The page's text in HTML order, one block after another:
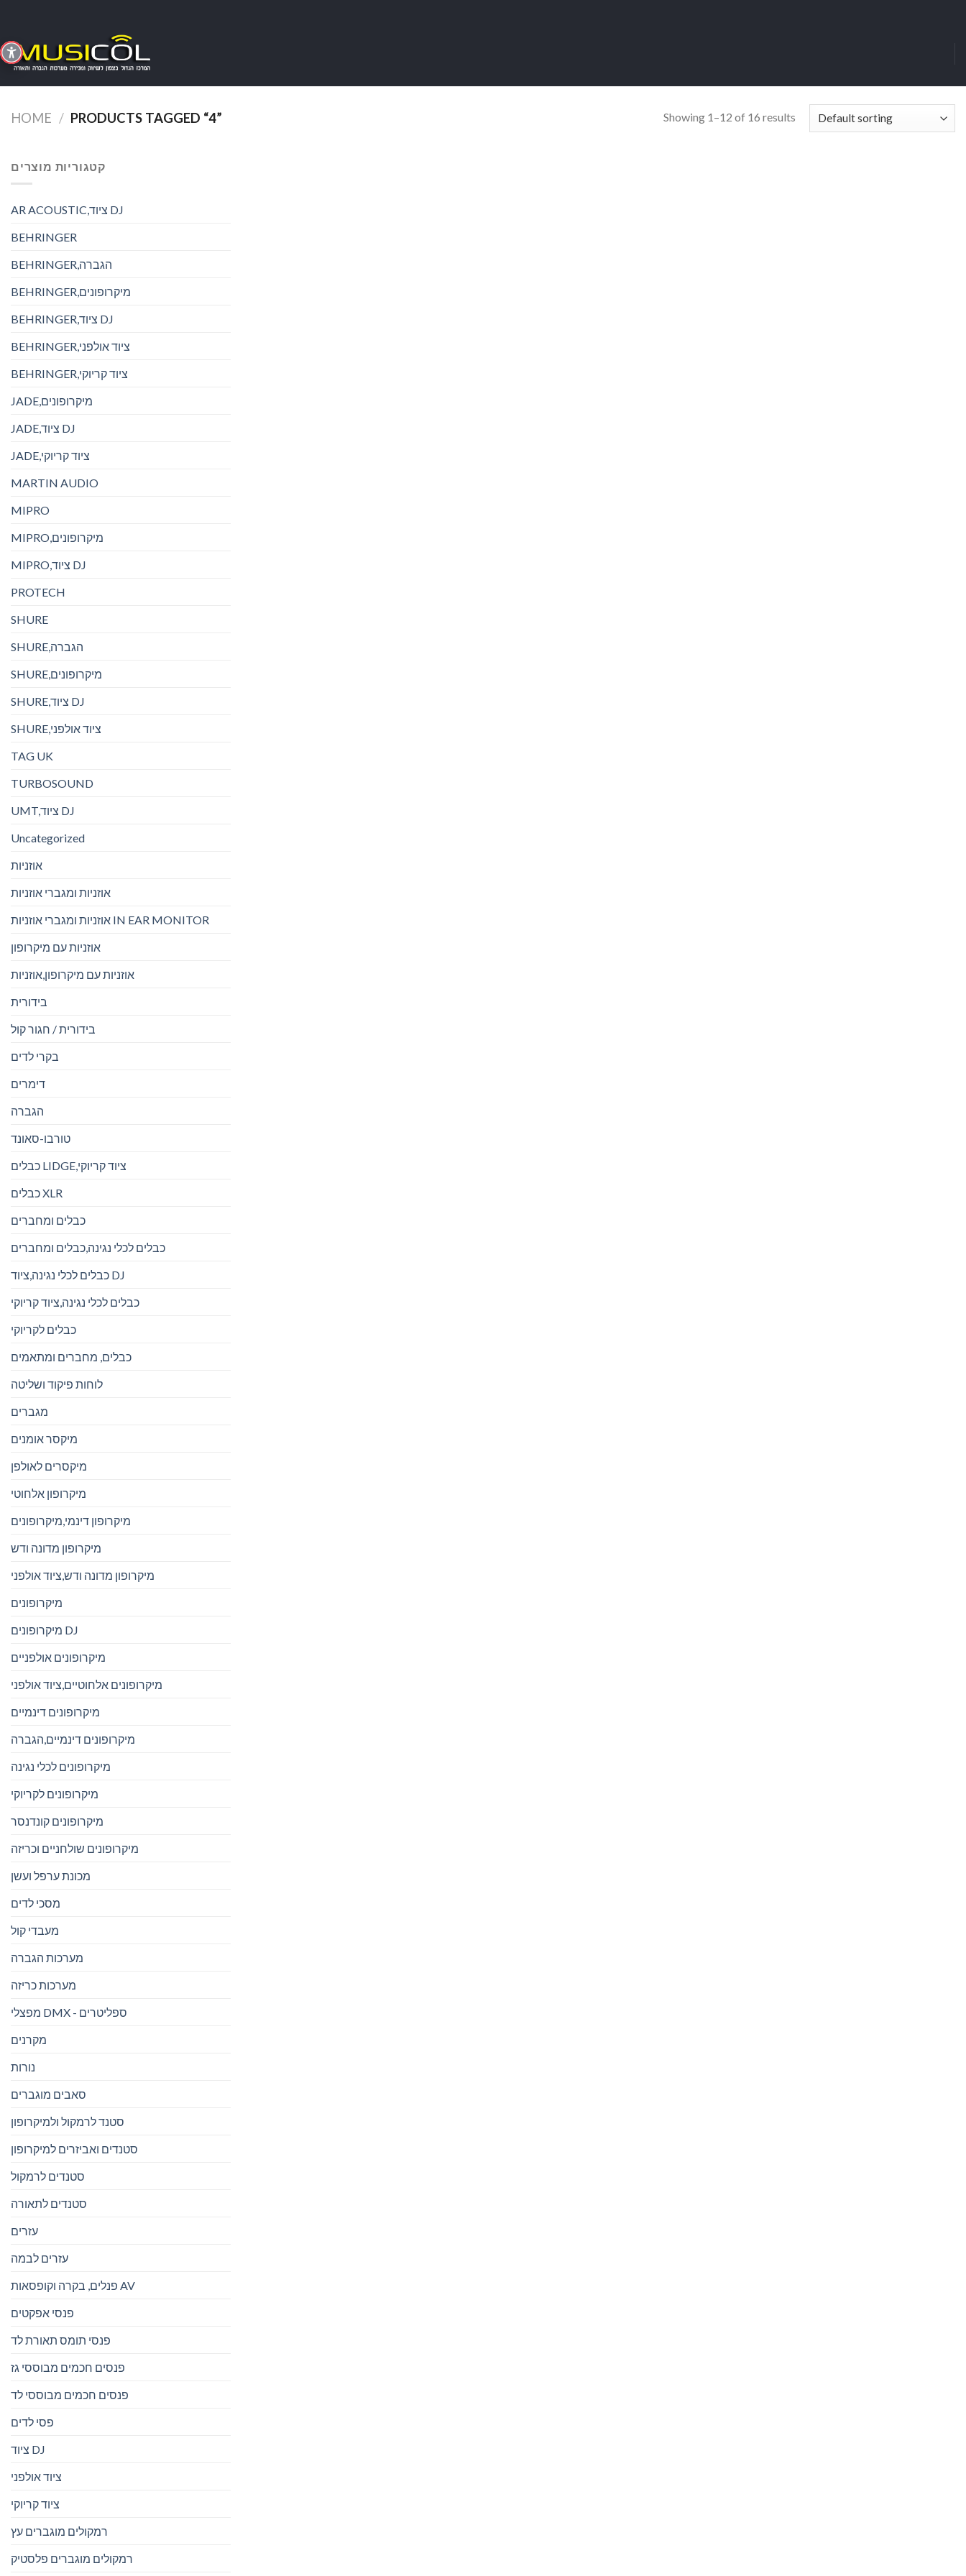
content
HOME / PRODUCTS TAGGED “4” Showing 1–12 of 16 results
קטגוריות מוצרים
AR ACOUSTIC,ציוד DJ
BEHRINGER
BEHRINGER,הגברה
BEHRINGER,מיקרופונים
BEHRINGER,ציוד DJ
BEHRINGER,ציוד אולפני
BEHRINGER,ציוד קריוקי
JADE,מיקרופונים
JADE,ציוד DJ
JADE,ציוד קריוקי
MARTIN AUDIO
MIPRO
MIPRO,מיקרופונים
MIPRO,ציוד DJ
PROTECH
SHURE
SHURE,הגברה
SHURE,מיקרופונים
SHURE,ציוד DJ
SHURE,ציוד אולפני
TAG UK
TURBOSOUND
UMT,ציוד DJ
Uncategorized
אוזניות
אוזניות ומגברי אוזניות
אוזניות ומגברי אוזניות IN EAR MONITOR
אוזניות עם מיקרופון
אוזניות עם מיקרופון,אוזניות
בידורית
בידורית / חגור קול
בקרי לדים
דימרים
הגברה
טורבו-סאונד
כבלים LIDGE,ציוד קריוקי
כבלים XLR
כבלים ומחברים
כבלים לכלי נגינה,כבלים ומחברים
כבלים לכלי נגינה,ציוד DJ
כבלים לכלי נגינה,ציוד קריוקי
כבלים לקריוקי
כבלים, מחברים ומתאמים
לוחות פיקוד ושליטה
מגברים
מיקסר אומנים
מיקסרים לאולפן
מיקרופון אלחוטי
מיקרופון דינמי,מיקרופונים
מיקרופון מדונה ודש
מיקרופון מדונה ודש,ציוד אולפני
מיקרופונים
מיקרופונים DJ
מיקרופונים אולפניים
מיקרופונים אלחוטיים,ציוד אולפני
מיקרופונים דינמיים
מיקרופונים דינמיים,הגברה
מיקרופונים לכלי נגינה
מיקרופונים לקריוקי
מיקרופונים קונדנסר
מיקרופונים שולחניים וכריזה
מכונת ערפל ועשן
מסכי לדים
מעבדי קול
מערכות הגברה
מערכות כריזה
מפצלי DMX - ספליטרים
מקרנים
נורות
סאבים מוגברים
סטנד לרמקול ולמיקרופון
סטנדים ואביזרים למיקרופון
סטנדים לרמקול
סטנדים לתאורה
עזרים
עזרים לבמה
פנלים, בקרה וקופסאות AV
פנסי אפקטים
פנסי תומס תאורת לד
פנסים חכמים מבוססי גז
פנסים חכמים מבוססי לד
פסי לדים
ציוד DJ
ציוד אולפני
ציוד קריוקי
רמקולים מוגברים עץ
רמקולים מוגברים פלסטיק